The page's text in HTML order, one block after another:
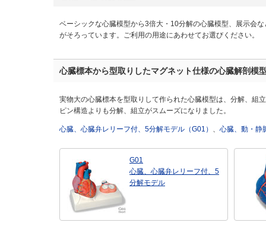
ベーシックな心臓模型から3倍大・10分解の心臓模型、展示会
がそろっています。ご利用の用途にあわせてお選びください。
心臓標本から型取りしたマグネット仕様の心臓解剖模
実物大の心臓標本を型取りして作られた心臓模型は、分解、組
ピン構造よりも分解、組立がスムーズになりました。
心臓、心臓弁レリーフ付、5分解モデル（G01） 、 心臓、動・静
G01
心臓、心臓弁レリーフ付、5
分解モデル